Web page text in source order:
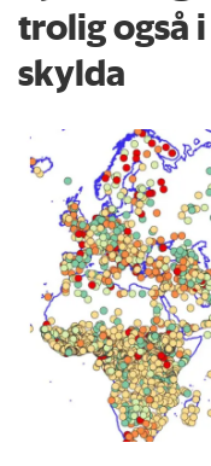
trolig også
skylda